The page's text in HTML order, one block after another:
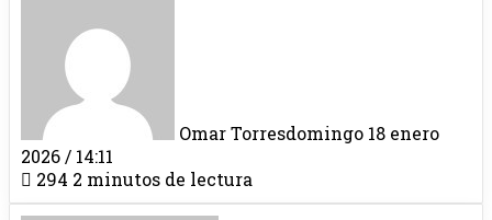
Omar Torresdomingo 18 enero
2026 / 14:11
294 2 minutos de lectura